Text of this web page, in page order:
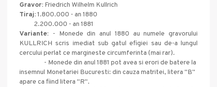
Gravor: Friedrich Wilhelm Kullrich
Tiraj:1.800.000 - an 1880
2.200.000 - an 1881
Variante: - Monede din anul 1880 au numele gravorului
KULLRICH scris imediat sub gatul efigiei sau de-a lungul
cercului perlat ce margineste circumferinta (mai rar).
- Monede din anul 1881 pot avea si erori de batere la
insemnul Monetariei Bucuresti: din cauza matritei, litera "B"
apare ca fiind litera "R".